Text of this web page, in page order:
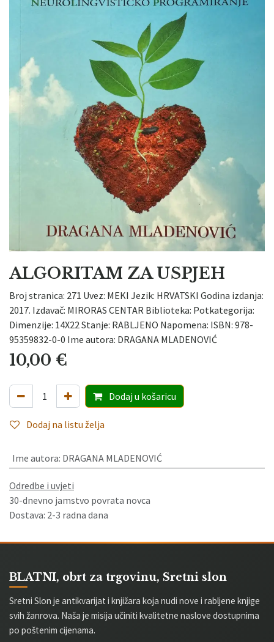
ALGORITAM ZA USPJEH
Broj stranica: 271 Uvez: MEKI Jezik: HRVATSKI Godina izdanja:
2017. Izdavač: MIRORAS CENTAR Biblioteka: Potkategorija:
Dimenzije: 14X22 Stanje: RABLJENO Napomena: ISBN: 978-
95359832-0-0 Ime autora: DRAGANA MLADENOVIĆ
10,00 €
Dodaju košaricu
Dodaj na listu želja
Ime autora: DRAGANA MLADENOVIĆ
Odredbe i uvjeti
30-dnevno jamstvo povrata novca
Dostava: 2-3 radna dana
BLATNI, obrt za trgovinu, Sretni slon
Sretni Slon je antikvarijat i knjižara koja nudi nove i rabljene knjige
svih žanrova. Naša je misija učiniti kvalitetne naslove dostupnima
po poštenim cijenama.